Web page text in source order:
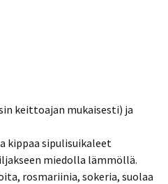
keittoajan mukaisesti) ja
kippaa sipulisuikaleet
miedolla lämmöllä.
rosmariinia, sokeria, suolaa